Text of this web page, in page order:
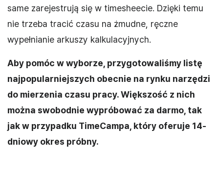
same zarejestrują się w timesheecie. Dzięki temu
nie trzeba tracić czasu na żmudne, ręczne
wypełnianie arkuszy kalkulacyjnych.
Aby pomóc w wyborze, przygotowaliśmy listę
najpopularniejszych obecnie na rynku narzędzi
do mierzenia czasu pracy. Większość z nich
można swobodnie wypróbować za darmo, tak
jak w przypadku TimeCampa, który oferuje 14-
dniowy okres próbny.